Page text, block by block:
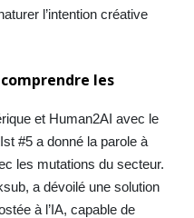
l’intention créative
les
et Human2AI avec le
#5 a donné la parole à
les mutations du secteur.
a dévoilé une solution
à l’IA, capable de